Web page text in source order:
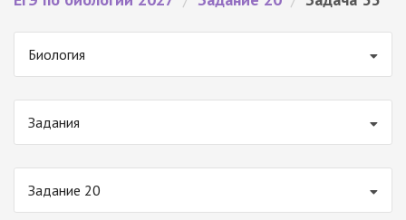
Биология
Задания
Задание 20